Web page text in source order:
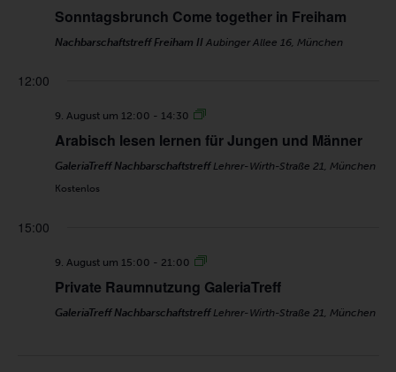
Sonntagsbrunch Come together in Freiham
Nachbarschaftstreff Freiham II Aubinger Allee 16, München
12:00
9. August um 12:00 - 14:30
Arabisch lesen lernen für Jungen und Männer
GaleriaTreff Nachbarschaftstreff Lehrer-Wirth-Straße 21, München
Kostenlos
15:00
9. August um 15:00 - 21:00
Private Raumnutzung GaleriaTreff
GaleriaTreff Nachbarschaftstreff Lehrer-Wirth-Straße 21, München
3:00
MONTAG,
AUGUST
DIENSTAG,MITTWOCH,
DONNERSTAG,
FREITAG,SAMSTAG,